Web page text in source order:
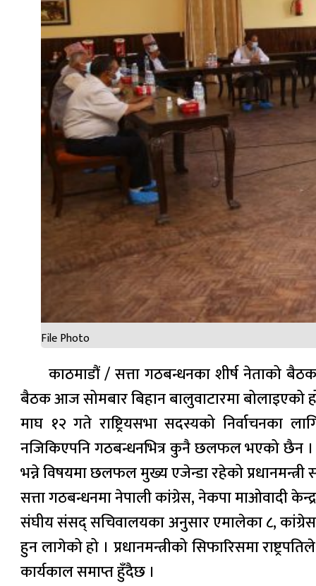
File Photo
काठमाडौं / सत्ता गठबन्धनका शीर्ष नेताको
बैठक आज सोमबार बिहान बालुवाटारमा बोलाइएको
माघ १२ गते राष्ट्रियसभा सदस्यको निर्वाचनका
नजिकिएपनि गठबन्धनभित्र कुनै छलफल भएको छैन ।
भन्ने विषयमा छलफल मुख्य एजेन्डा रहेको
सत्ता गठबन्धनमा नेपाली कांग्रेस, नेकपा माओवादी
संघीय संसद् सचिवालयका अनुसार एमालेका ८,
हुन लागेको हो । प्रधानमन्त्रीको सिफारिसमा
कार्यकाल समाप्त हुँदैछ ।